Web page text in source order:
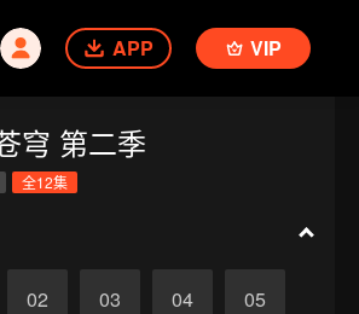
APP VIP
穹 第二季
全12集
02 03 04 05